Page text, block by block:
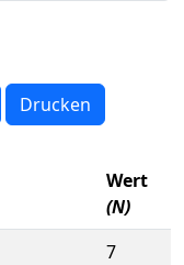
Drucken
Wert
(N)
7